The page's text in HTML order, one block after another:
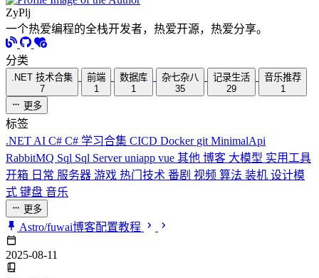
ZyPlj
一个热爱编程的全栈开发者，热爱开源，热爱分享。
分类
.NET 技术合集
7
前端
1
数据库
1
杂七杂八
35
记录生活
29
音乐推荐
1
更多
标签
.NET AI C# C# 学习合集 CICD Docker git MinimalApi
RabbitMQ Sql Sql Serveruniapp vue 其他 博客 大模型 实用工具
开箱 日常 服务器 游戏 热门技术 番剧 视频 算法 装机 设计模
式 键盘 音乐
更多
Astro/fuwai博客配置教程
2025-08-11